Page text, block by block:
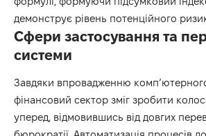
демонструє рівень потенційного
Сфери застосування та
системи
Завдяки впровадженню
фінансовий сектор зміг зробити
уперед, відмовившись від довгих